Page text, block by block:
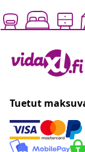
Tuetut